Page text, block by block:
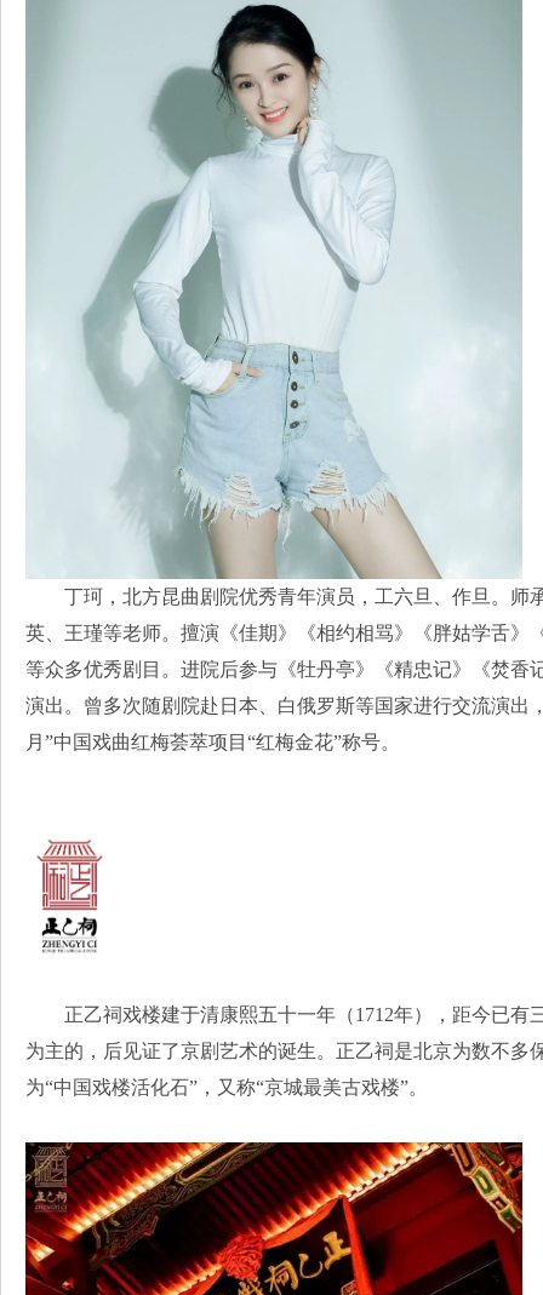
丁珂，北方昆曲剧院优秀青年演员，工六旦、作旦。师
英、王瑾等老师。擅演《佳期》《相约相骂》《胖姑学舌》
等众多优秀剧目。进院后参与《牡丹亭》《精忠记》《焚香
演出。曾多次随剧院赴日本、白俄罗斯等国家进行交流演出
月”中国戏曲红梅荟萃项目“红梅金花”称号。
正乙祠戏楼建于清康熙五十一年（1712年），距今已
为主的，后见证了京剧艺术的诞生。正乙祠是北京为数不多
为“中国戏楼活化石”，又称“京城最美古戏楼”。